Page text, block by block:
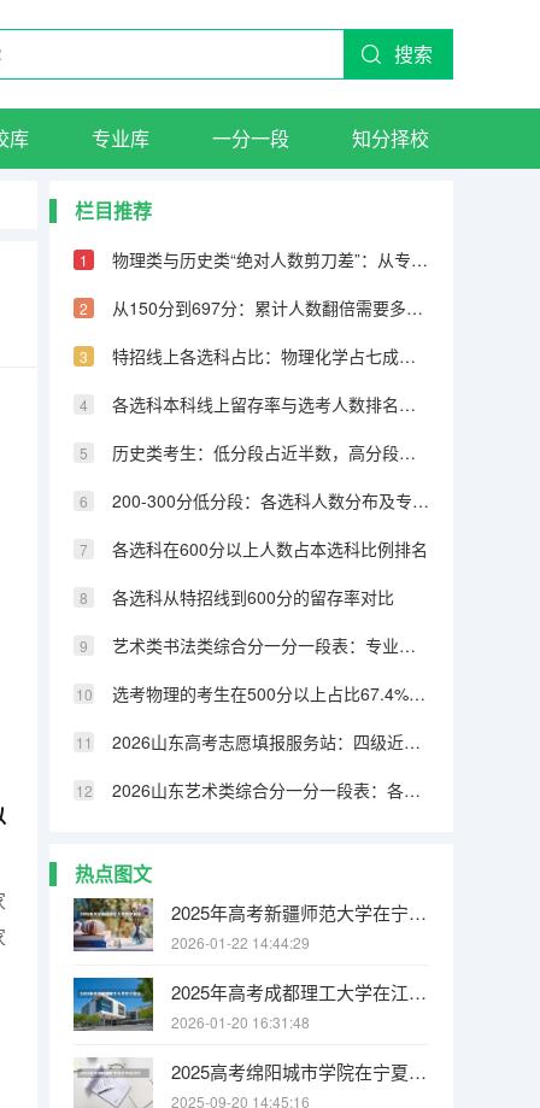
搜索
库 专业库 一分一段 知分择校
栏目推荐
物理类与历史类“绝对人数剪刀差”：从专科到600分物理反超22万人
从150分到697分：累计人数翻倍需要多少分，越高分段跨越越大
特招线上各选科占比：物理化学占七成，历史仅占三成
各选科本科线上留存率与选考人数排名完全相反
历史类考生：低分段占近半数，高分段锐减
200-300分低分段：各选科人数分布及专科保底策略
各选科在600分以上人数占本选科比例排名
各选科从特招线到600分的留存率对比
艺术类书法类综合分一分一段表：专业成绩占比70%，文化331分可上本科
选考物理的考生在500分以上占比67.4%，历史类仅32.8%
2026山东高考志愿填报服务站：四级近800个免费开放
2026山东艺术类综合分一分一段表：各专业类别双达线考生文化成绩排名的作用
热点图文
2025年高考新疆师范大学在宁夏投档分数线
2026-01-22 14:44:29
2025年高考成都理工大学在江苏投档分数线
2026-01-20 16:31:48
2025高考绵阳城市学院在宁夏招生计划介绍
2025-09-20 14:45:16